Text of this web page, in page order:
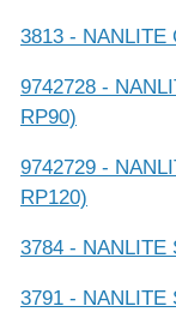
3813 - NANLITE
9742728 -
RP90)
9742729 -
RP120)
3784 - NANLITE
3791 - NANLITE